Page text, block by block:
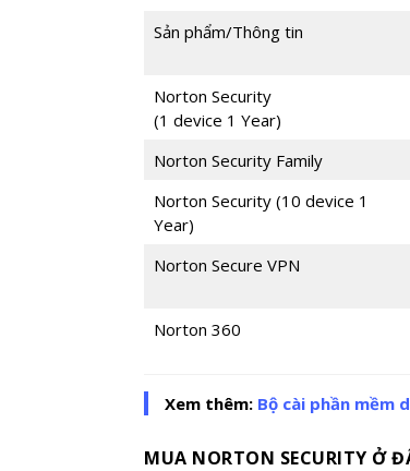
Sản phẩm/Thông tin
Norton Security
(1 device 1 Year)
Norton Security Family
Norton Security (10 device 1
Year)
Norton Secure VPN
Norton 360
Xem thêm: Bộ cài phần mềm
MUA NORTON SECURITY Ở